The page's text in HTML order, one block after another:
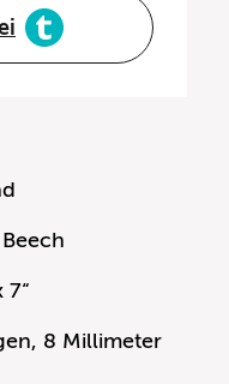
7“
8 Millimeter